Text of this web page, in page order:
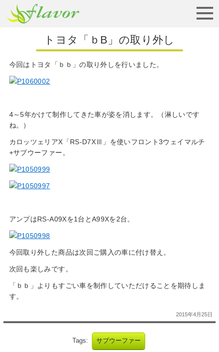
トヨタ「ｂB」の取り外し
今回はトヨタ「ｂｂ」の取り外しを行いました。
4～5年かけて制作してきた車が姿を消します。（淋しいです
ね。）
カロッツェリアX「RS-D7XⅢ」を使いフロント3ウェイマルチ
+サブウーファー。
アンプはRS-A09Xを1台とA99Xを2台。
今回取り外した商品は次回ご購入の車に付け替え。
次回も楽しみです。
「ｂｂ」よりもすごい車を制作していただけることを期待しま
す。
2015年4月25日
Tags: サブウーファー